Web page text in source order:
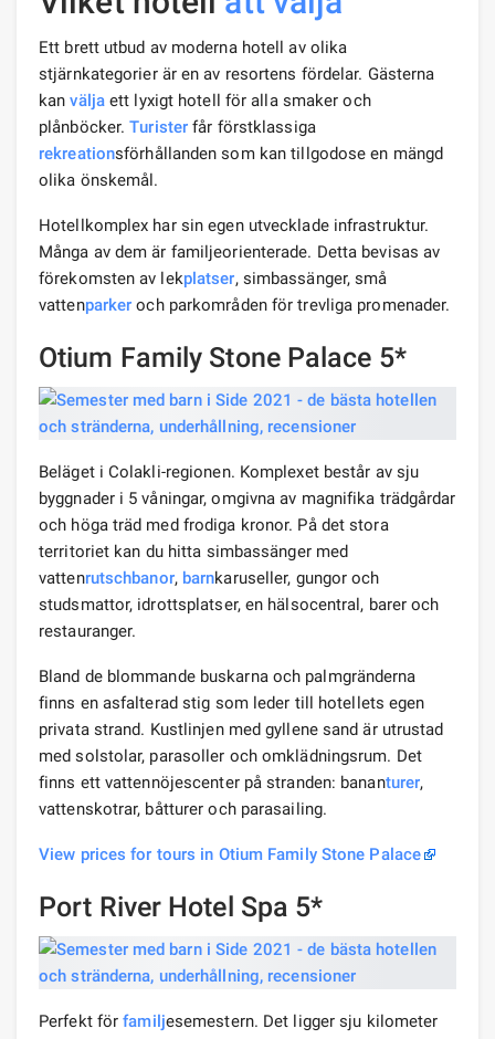
Ett brett utbud av moderna hotell av olika
stjärnkategorier är en av resortens fördelar. Gästerna
kanväljaett lyxigt hotell för alla smaker och
plånböcker.Turister får förstklassiga
rekreationsförhållanden som kan tillgodose en mängd
olika önskemål.
Hotellkomplex har sin egen utvecklade infrastruktur.
Många av dem är familjeorienterade. Detta bevisas av
förekomsten av lekplatser, simbassänger, små
vattenparker och parkområden för trevliga promenader.
Otium Family Stone Palace 5*
Beläget i Colakli-regionen. Komplexet består av sju
byggnader i 5 våningar, omgivna av magnifika trädgårdar
och höga träd med frodiga kronor. På det stora
territoriet kan du hitta simbassänger med
vattenrutschbanor, barnkaruseller, gungor och
studsmattor, idrottsplatser, en hälsocentral, barer och
restauranger.
Bland de blommande buskarna och palmgränderna
finns en asfalterad stig som leder till hotellets egen
privata strand. Kustlinjen med gyllene sand är utrustad
med solstolar, parasoller och omklädningsrum. Det
finns ett vattennöjescenter på stranden: bananturer,
vattenskotrar, båtturer och parasailing.
View prices for tours in Otium Family Stone Palace
Port River Hotel Spa 5*
Perfekt förfamiljesemestern. Det ligger sju kilometer